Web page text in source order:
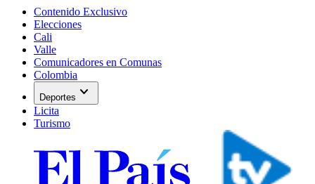
Contenido Exclusivo
Elecciones
Cali
Valle
Comunicadores en Comunas
Colombia
Deportes expand_more
Licita
Turismo